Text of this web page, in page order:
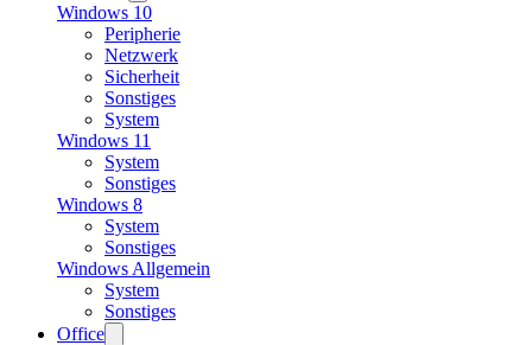
Windows 10
Peripherie
Netzwerk
Sicherheit
Sonstiges
System
Windows 11
System
Sonstiges
Windows 8
System
Sonstiges
Windows Allgemein
System
Sonstiges
Office